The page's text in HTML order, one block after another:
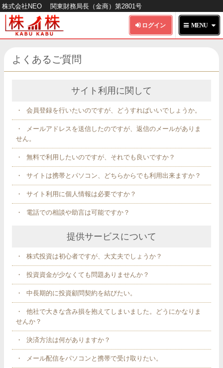
株式会社NEO 関東財務局長（金商）第2801号
HOME
提供プラン
サイトのご利用方法
お問い合わせ
よくあるご質問
サイト利用に関して
会員登録を行いたいのですが、どうすればいいでしょうか。
メールアドレスを送信したのですが、返信のメールがありま
せん。
無料で利用したいのですが、それでも良いですか？
サイトは携帯とパソコン、どちらからでも利用出来ますか？
サイト利用に個人情報は必要ですか？
電話での相談や助言は可能ですか？
提供サービスについて
株式投資は初心者ですが、大丈夫でしょうか？
投資資金が少なくても問題ありませんか？
中長期的に投資顧問契約を結びたい。
他社で大きな含み損を抱えてしまいました。どうにかなりま
せんか？
決済方法は何がありますか？
メール配信をパソコンと携帯で受け取りたい。